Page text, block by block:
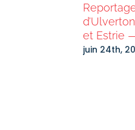
et Estrie
juin 24th,